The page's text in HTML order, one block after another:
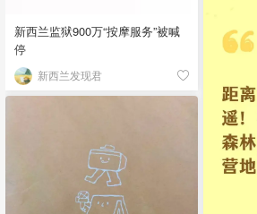
新西兰监狱900万“按摩服务”被喊
停
新西兰发现君